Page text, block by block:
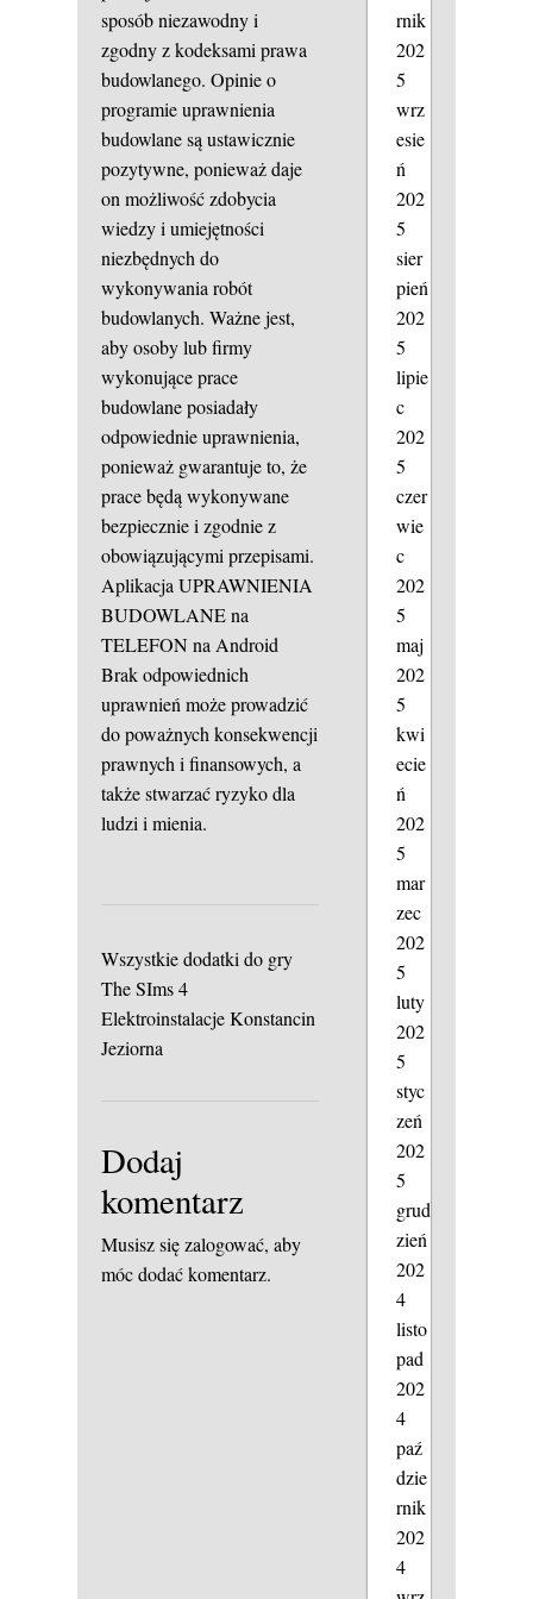
sposób niezawodny i
zgodny z kodeksami prawa
budowlanego. Opinie o
programie uprawnienia
budowlane są ustawicznie
pozytywne, ponieważ daje
on możliwość zdobycia
wiedzy i umiejętności
niezbędnych do
wykonywania robót
budowlanych. Ważne jest,
aby osoby lub firmy
wykonujące prace
budowlane posiadały
odpowiednie uprawnienia,
ponieważ gwarantuje to, że
prace będą wykonywane
bezpiecznie i zgodnie z
obowiązującymi przepisami.
Aplikacja UPRAWNIENIA
BUDOWLANE na
TELEFON na Android
Brak odpowiednich
uprawnień może prowadzić
do poważnych konsekwencji
prawnych i finansowych, a
także stwarzać ryzyko dla
ludzi i mienia.
Wszystkie dodatki do gry
The SIms 4
Elektroinstalacje Konstancin
Jeziorna
Dodaj
komentarz
Musisz sięzalogować, aby
móc dodać komentarz.
rnik
202
5
wrz
esie
ń
202
5
sier
pień
202
5
lipie
c
202
5
czer
wie
c
202
5
maj
202
5
kwi
ecie
ń
202
5
mar
zec
202
5
luty
202
5
styc
zeń
202
5
grud
zień
202
4
listo
pad
202
4
paź
dzie
rnik
202
4